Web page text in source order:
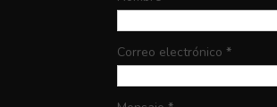
Correo electrónico *